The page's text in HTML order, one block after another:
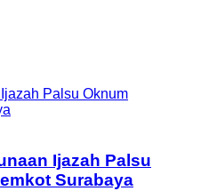
Palsu Oknum
Ijazah Palsu
Surabaya